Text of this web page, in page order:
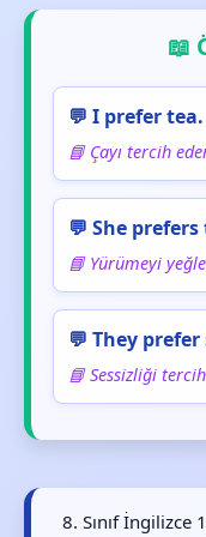
📖
💬 I prefer tea.
📘 Çayı tercih
💬 She
📘 Yürümeyi
💬 They
📘 Sessizliği
8. Sınıf